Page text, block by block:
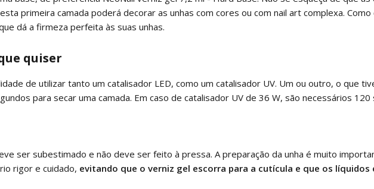
primeira camada poderá decorar as unhas com cores ou com nail art complexa. Como
dá a firmeza perfeita às suas unhas.
quiser
de utilizar tanto um catalisador LED, como um catalisador UV. Um ou outro, o que
para secar uma camada. Em caso de catalisador UV de 36 W, são necessários 120
ser subestimado e não deve ser feito à pressa. A preparação da unha é muito
rigor e cuidado, evitando que o verniz gel escorra para a cutícula e que os